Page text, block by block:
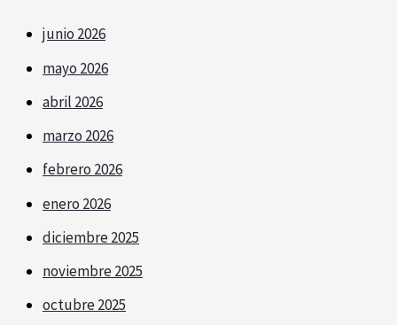
junio 2026
mayo 2026
abril 2026
marzo 2026
febrero 2026
enero 2026
diciembre 2025
noviembre 2025
octubre 2025